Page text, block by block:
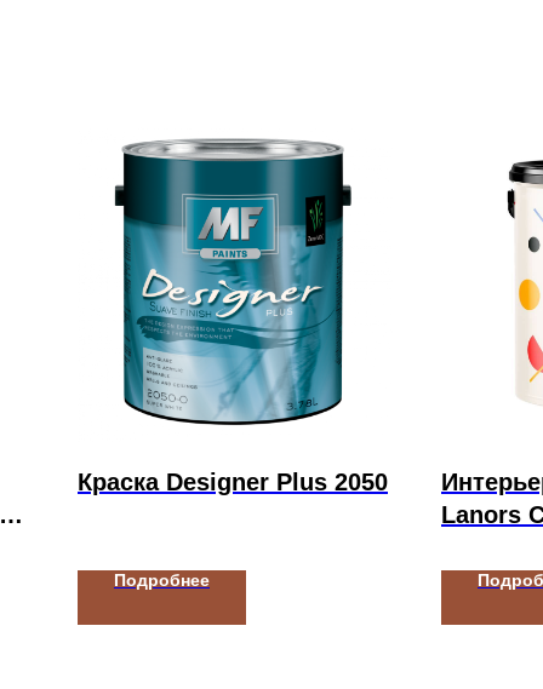
Краска Designer Plus 2050
Подробнее
Lanors